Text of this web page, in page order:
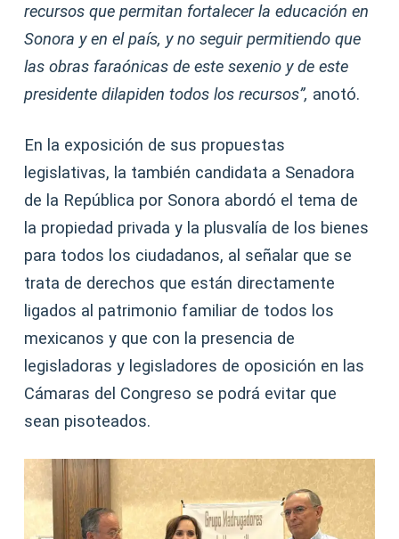
recursos que permitan fortalecer la educación en
Sonora y en el país, y no seguir permitiendo que
las obras faraónicas de este sexenio y de este
presidente dilapiden todos los recursos”, anotó.
En la exposición de sus propuestas
legislativas, la también candidata a Senadora
de la República por Sonora abordó el tema de
la propiedad privada y la plusvalía de los bienes
para todos los ciudadanos, al señalar que se
trata de derechos que están directamente
ligados al patrimonio familiar de todos los
mexicanos y que con la presencia de
legisladoras y legisladores de oposición en las
Cámaras del Congreso se podrá evitar que
sean pisoteados.